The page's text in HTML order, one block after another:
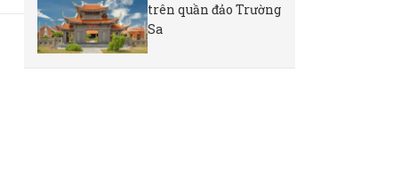
trên quần đảo Trường
Sa